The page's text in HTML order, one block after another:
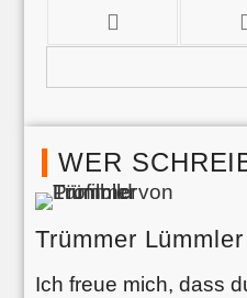
WER
Trümmer Lümmler
Ich freue mich, dass